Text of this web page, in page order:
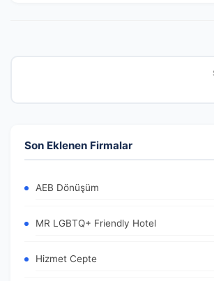
Son Eklenen Firmalar
AEB Dönüşüm
MR LGBTQ+ Friendly Hotel
Hizmet Cepte